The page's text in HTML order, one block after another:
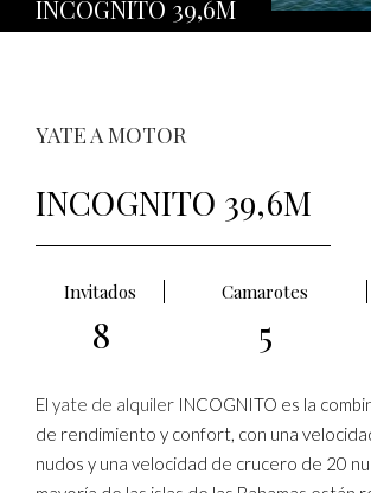
INCOGNITO 39,6M
YATE A MOTOR
INCOGNITO 39,6M
Invitados Camarotes
8 5
El yate de alquiler INCOGNITO es la
de rendimiento y confort, con una
nudos y una velocidad de crucero de 20